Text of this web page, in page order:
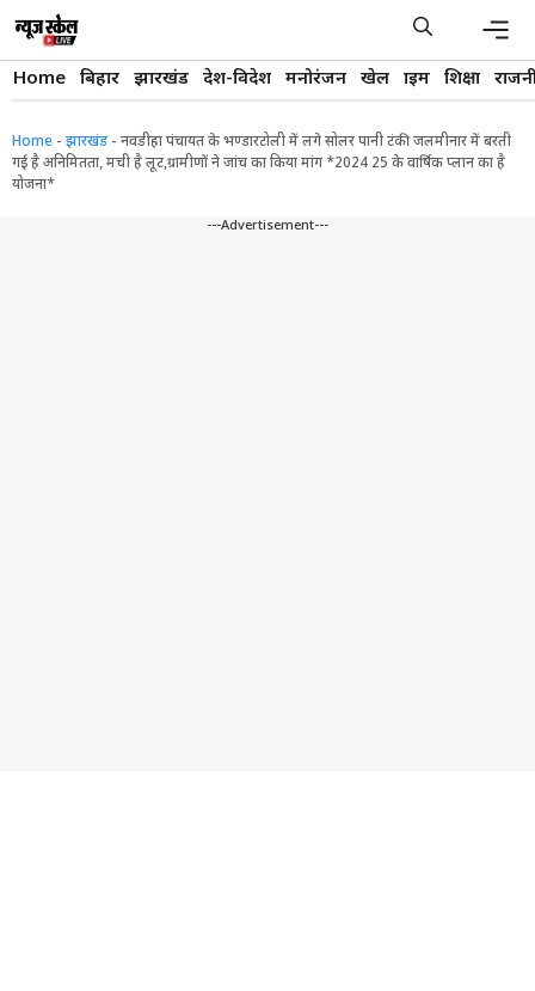
content
Home बिहार झारखंड देश-विदेश मनोरंजन खेल क्राइम शिक्षा
Home - झारखंड - नवडीहा पंचायत के भण्डारटोली में लगे सोलर पानी टंकी जलमीनार में बरती
गई है अनिमितता, मची है लूट,ग्रामीणों ने जांच का किया मांग *2024 25 के वार्षिक प्लान का है
योजना*
---Advertisement---